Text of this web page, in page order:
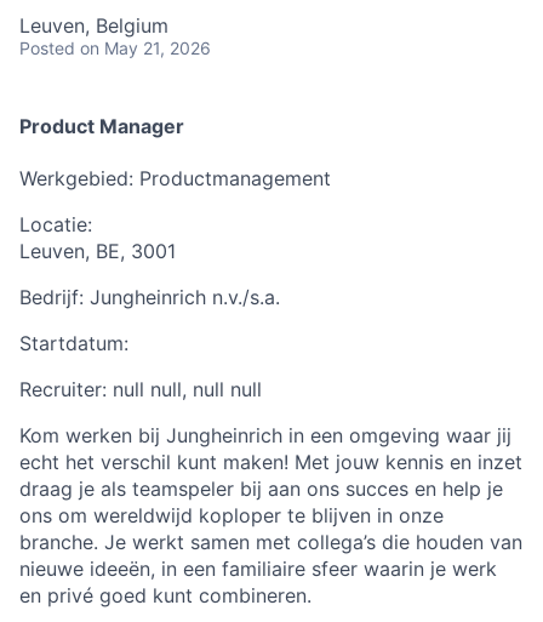
Leuven, Belgium
Posted on May 21, 2026
Product Manager
Werkgebied: Productmanagement
Locatie:
Leuven, BE, 3001
Bedrijf: Jungheinrich n.v./s.a.
Startdatum:
Recruiter: null null, null null
Kom werken bij Jungheinrich in een omgeving waar jij
echt het verschil kunt maken! Met jouw kennis en inzet
draag je als teamspeler bij aan ons succes en help je
ons om wereldwijd koploper te blijven in onze
branche. Je werkt samen met collega’s die houden van
nieuwe ideeën, in een familiaire sfeer waarin je werk
en privé goed kunt combineren.